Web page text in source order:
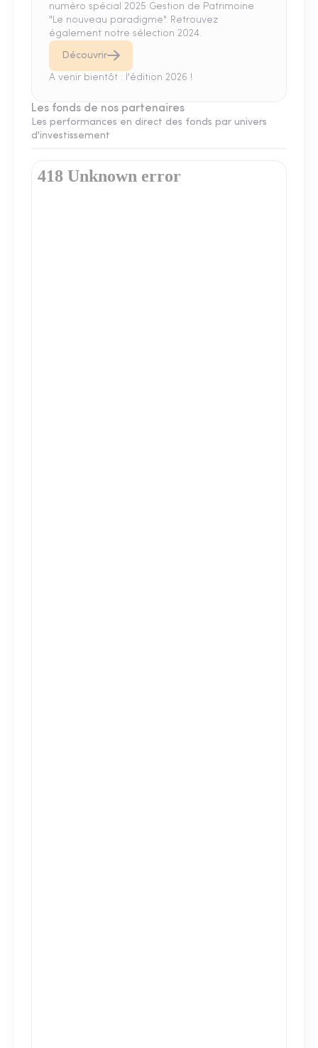
numéro spécial 2025 Gestion de Patrimoine
"Le nouveau paradigme". Retrouvez
également notre sélection 2024.
Découvrir
A venir bientôt : l'édition 2026 !
Les fonds de nos partenaires
Les performances en direct des fonds par univers
d'investissement